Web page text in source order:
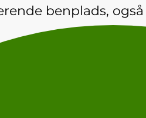
benplads,